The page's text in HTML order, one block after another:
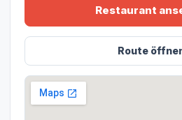
Restaurant
Route